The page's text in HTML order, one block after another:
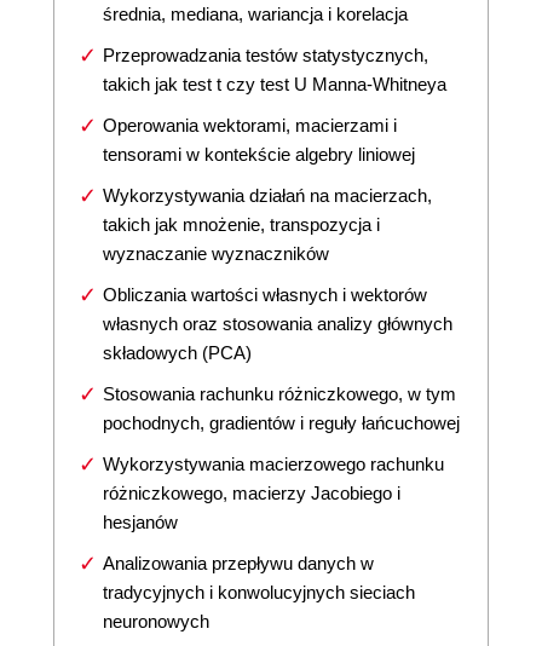
średnia, mediana, wariancja i korelacja
Przeprowadzania testów statystycznych,
takich jak test t czy test U Manna-Whitneya
Operowania wektorami, macierzami i
tensorami w kontekście algebry liniowej
Wykorzystywania działań na macierzach,
takich jak mnożenie, transpozycja i
wyznaczanie wyznaczników
Obliczania wartości własnych i wektorów
własnych oraz stosowania analizy głównych
składowych (PCA)
Stosowania rachunku różniczkowego, w tym
pochodnych, gradientów i reguły łańcuchowej
Wykorzystywania macierzowego rachunku
różniczkowego, macierzy Jacobiego i
hesjanów
Analizowania przepływu danych w
tradycyjnych i konwolucyjnych sieciach
neuronowych